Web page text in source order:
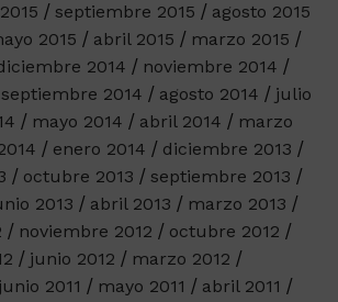
septiembre 2015
agosto 2015
2015 abril 2015
marzo 2015
2014
noviembre 2014
septiembre 2014 agosto 2014
julio
mayo 2014 abril 2014
marzo
enero 2014
diciembre 2013
octubre 2013
septiembre 2013
2013 abril 2013
marzo 2013
noviembre 2012
octubre 2012
junio 2012
marzo 2012
junio 2011 mayo 2011
abril 2011